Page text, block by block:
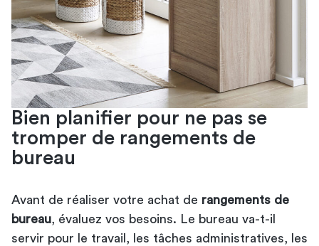
Bien planifier pour ne pas se
tromper de rangements de
bureau
Avant de réaliser votre achat de rangements de
bureau , évaluez vos besoins. Le bureau va-t-il
servir pour le travail, les tâches administratives, les